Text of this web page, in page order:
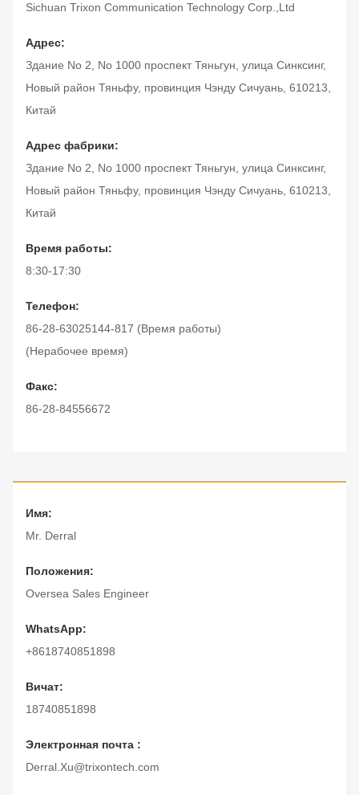
Sichuan Trixon Communication Technology Corp.,Ltd
Адрес:
Здание No 2, No 1000 проспект Тяньгун, улица Синксинг,
Новый район Тяньфу, провинция Чэнду Сичуань, 610213,
Китай
Адрес фабрики:
Здание No 2, No 1000 проспект Тяньгун, улица Синксинг,
Новый район Тяньфу, провинция Чэнду Сичуань, 610213,
Китай
Время работы:
8:30-17:30
Телефон:
86-28-63025144-817 (Время работы)
(Нерабочее время)
Факс:
86-28-84556672
Имя:
Mr. Derral
Положения:
Oversea Sales Engineer
WhatsApp:
+8618740851898
Вичат:
18740851898
Электронная почта :
Derral.Xu@trixontech.com